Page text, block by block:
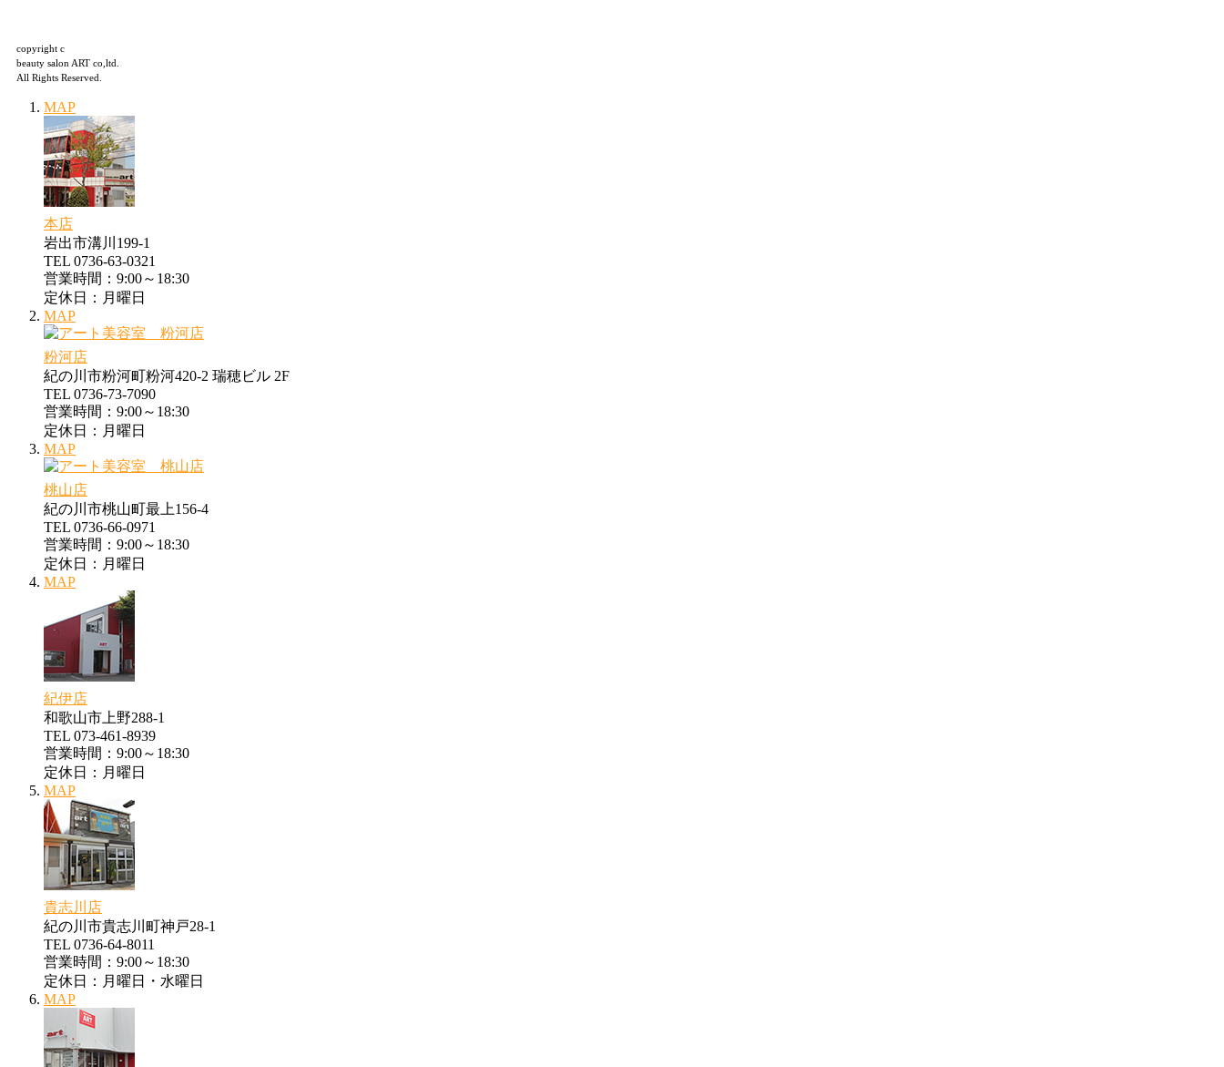
copyright c
beauty salon ART co,ltd.
All Rights Reserved.
MAP
本店
岩出市溝川199-1
TEL 0736-63-0321
営業時間：9:00～18:30
定休日：月曜日
MAP
粉河店
紀の川市粉河町粉河420-2 瑞穂ビル 2F
TEL 0736-73-7090
営業時間：9:00～18:30
定休日：月曜日
MAP
桃山店
紀の川市桃山町最上156-4
TEL 0736-66-0971
営業時間：9:00～18:30
定休日：月曜日
MAP
紀伊店
和歌山市上野288-1
TEL 073-461-8939
営業時間：9:00～18:30
定休日：月曜日
MAP
貴志川店
紀の川市貴志川町神戸28-1
TEL 0736-64-8011
営業時間：9:00～18:30
定休日：月曜日・水曜日
MAP